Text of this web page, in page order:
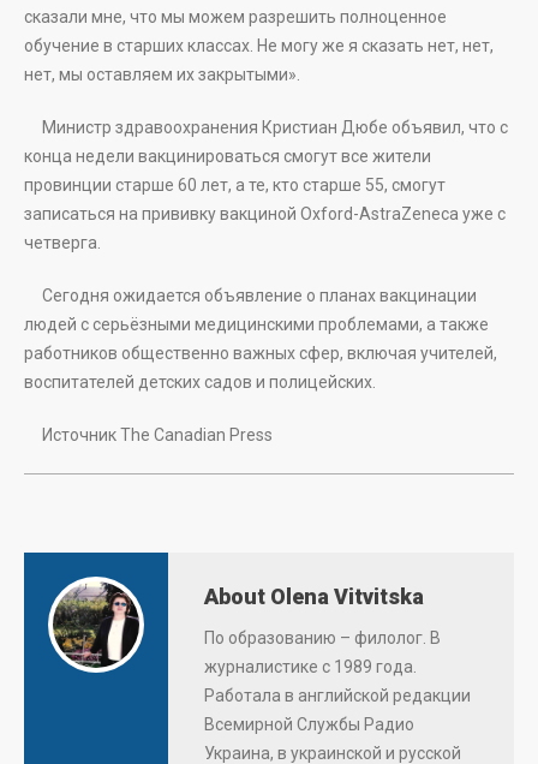
сказали мне, что мы можем разрешить полноценное
обучение в старших классах. Не могу же я сказать нет, нет,
нет, мы оставляем их закрытыми».
Министр здравоохранения Кристиан Дюбе объявил, что с
конца недели вакцинироваться смогут все жители
провинции старше 60 лет, а те, кто старше 55, смогут
записаться на прививку вакциной Oxford-AstraZeneca уже с
четверга.
Сегодня ожидается объявление о планах вакцинации
людей с серьёзными медицинскими проблемами, а также
работников общественно важных сфер, включая учителей,
воспитателей детских садов и полицейских.
Источник The Canadian Press
About Olena Vitvitska
По образованию – филолог. В
журналистике с 1989 года.
Работала в английской редакции
Всемирной Службы Радио
Украина, в украинской и русской